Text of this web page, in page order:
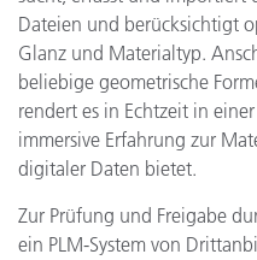
Dateien und berücksichtigt
Glanz und Materialtyp.
beliebige geometrische
rendert es in Echtzeit in
immersive Erfahrung zur
digitaler Daten bietet.
Zur Prüfung und Freigabe
ein PLM-System von